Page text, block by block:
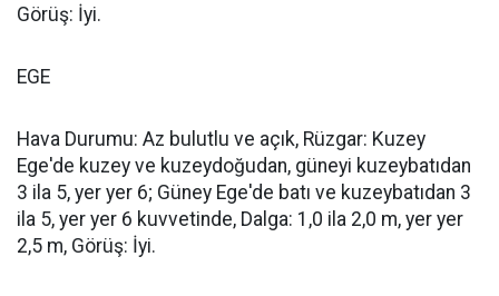
Görüş: İyi.
EGE
Hava Durumu: Az bulutlu ve açık, Rüzgar: Kuzey
Ege'de kuzey ve kuzeydoğudan, güneyi kuzeybatıdan
3 ila 5, yer yer 6; Güney Ege'de batı ve kuzeybatıdan 3
ila 5, yer yer 6 kuvvetinde, Dalga: 1,0 ila 2,0 m, yer yer
2,5 m, Görüş: İyi.